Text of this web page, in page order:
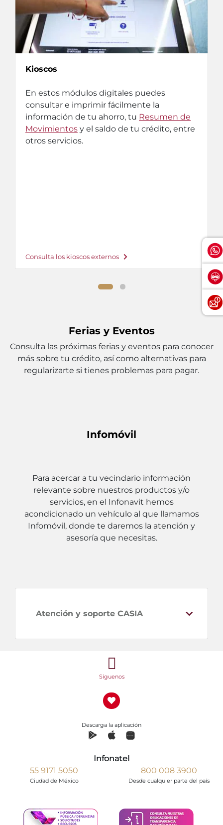
Kioscos
En estos módulos digitales puedes
consultar e imprimir fácilmente la
información de tu ahorro, tu Resumen de
Movimientos y el saldo de tu crédito, entre
otros servicios.
Consulta los kioscos externos
Ferias y Eventos
Consulta las próximas ferias y eventos para conocer
más sobre tu crédito, así como alternativas para
regularizarte si tienes problemas para pagar.
Infomóvil
Para acercar a tu vecindario información
relevante sobre nuestros productos y/o
servicios, en el Infonavit hemos
acondicionado un vehículo al que llamamos
Infomóvil, donde te daremos la atención y
asesoría que necesitas.
Atención y soporte CASIA
Síguenos
Descarga la aplicación
Infonatel
55 9171 5050
Ciudad de México
800 008 3900
Desde cualquier parte del país